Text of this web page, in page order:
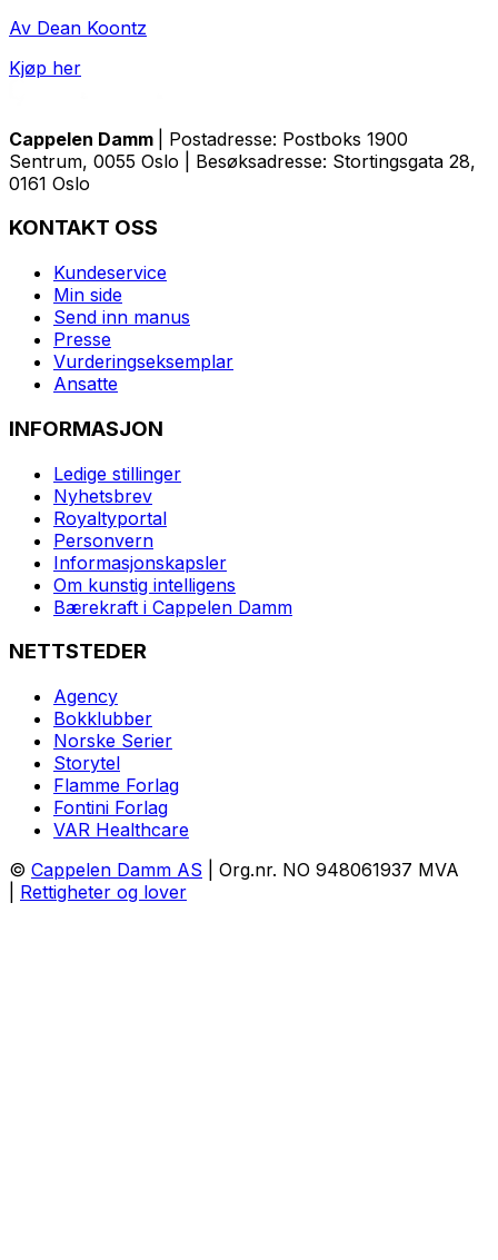
Av Dean Koontz
Kjøp her
Cappelen Damm
| Postadresse: Postboks 1900
Sentrum, 0055 Oslo | Besøksadresse: Stortingsgata 28,
0161 Oslo
KONTAKT OSS
Kundeservice
Min side
Send inn manus
Presse
Vurderingseksemplar
Ansatte
INFORMASJON
Ledige stillinger
Nyhetsbrev
Royaltyportal
Personvern
Informasjonskapsler
Om kunstig intelligens
Bærekraft i Cappelen Damm
NETTSTEDER
Agency
Bokklubber
Norske Serier
Storytel
Flamme Forlag
Fontini Forlag
VAR Healthcare
© Cappelen Damm AS | Org.nr. NO 948061937 MVA
Rettigheter og lover